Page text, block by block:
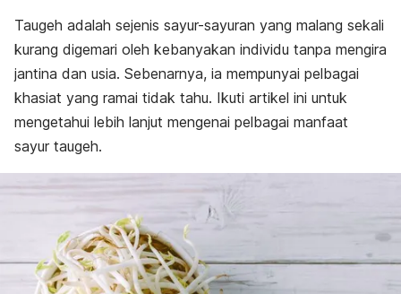
Taugeh adalah sejenis sayur-sayuran yang malang sekali
kurang digemari oleh kebanyakan individu tanpa mengira
jantina dan usia. Sebenarnya, ia mempunyai pelbagai
khasiat yang ramai tidak tahu. Ikuti artikel ini untuk
mengetahui lebih lanjut mengenai pelbagai manfaat
sayur taugeh.